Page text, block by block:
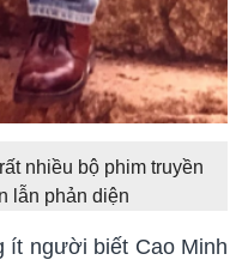
nhiều bộ phim truyền
lẫn phản diện
ít người biết Cao Minh